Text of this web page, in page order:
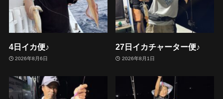
4日イカ便♪
2026年8月6日
27日イカチャーター便♪
2026年8月1日